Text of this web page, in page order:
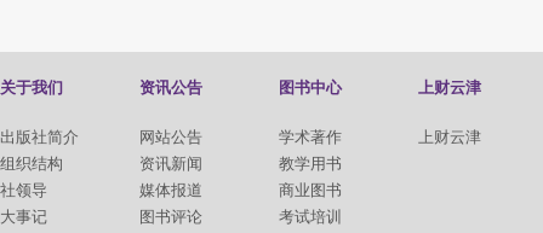
关于我们
出版社简介
组织结构
社领导
大事记
资讯公告
网站公告
资讯新闻
媒体报道
图书评论
图书中心
学术著作
教学用书
商业图书
考试培训
上财云津
上财云津